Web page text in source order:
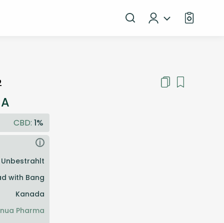
CBD: 1%
i
Unbestrahlt
with Bang
Kanada
Pharma